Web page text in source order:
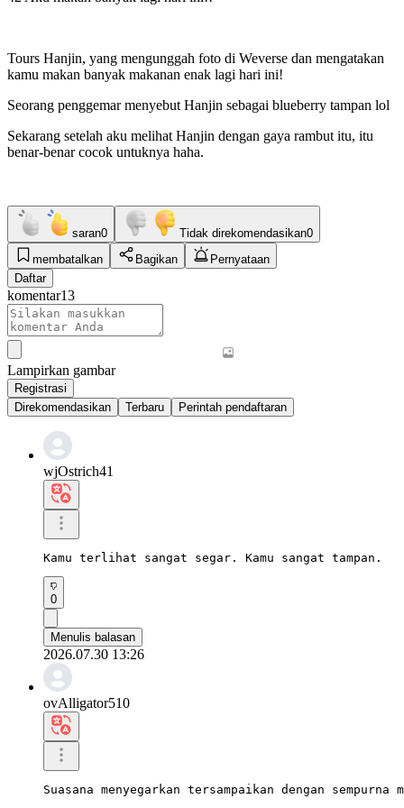
Tours Hanjin, yang mengunggah foto di Weverse dan mengatakan
kamu makan banyak makanan enak lagi hari ini!
Seorang penggemar menyebut Hanjin sebagai blueberry tampan lol
Sekarang setelah aku melihat Hanjin dengan gaya rambut itu, itu
benar-benar cocok untuknya haha.
saran0 Tidak direkomendasikan0
membatalkan
Bagikan
Pernyataan
Daftar
komentar13
Lampirkan gambar
Registrasi
Direkomendasikan
Terbaru Perintah pendaftaran
wjOstrich41
Kamu terlihat sangat segar. Kamu sangat tampan.
0
Menulis balasan
2026.07.30 13:26
ovAlligator510
Suasana menyegarkan tersampaikan dengan